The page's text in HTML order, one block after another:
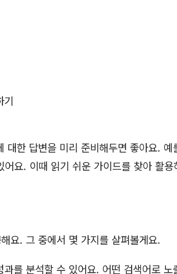
기
대한 답변을 미리 준비해두면 좋아요.
요. 이때 읽기 쉬운 가이드를 찾아 활
요. 그 중에서 몇 가지를 살펴볼게요.
를 분석할 수 있어요. 어떤 검색어로